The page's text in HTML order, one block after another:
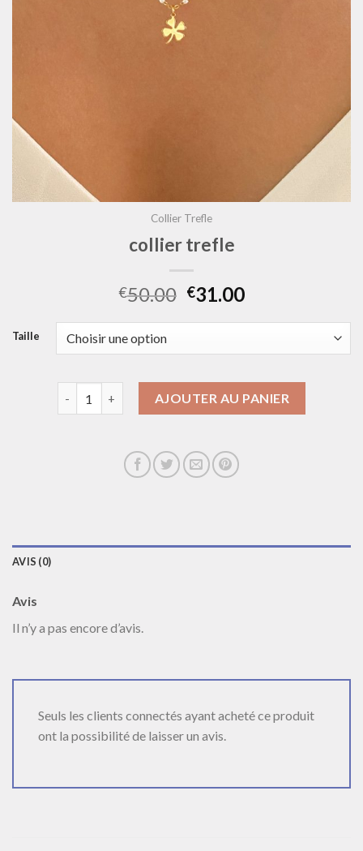
Collier Trefle
collier trefle
€50.00 €31.00
Taille
AJOUTER AU PANIER
AVIS (0)
Avis
Il n’y a pas encore d’avis.
Seuls les clients connectés ayant acheté ce produit
ont la possibilité de laisser un avis.